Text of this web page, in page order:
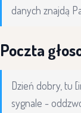
danych znajdą
Poczta
Dzień dobry, tu
sygnale -